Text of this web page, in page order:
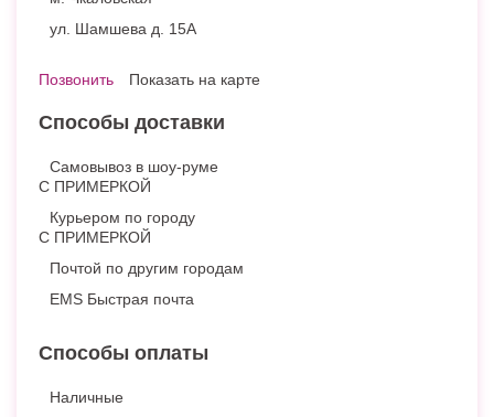
ул. Шамшева д. 15А
Позвонить Показать на карте
Способы доставки
Самовывоз в шоу-руме
С ПРИМЕРКОЙ
Курьером по городу
С ПРИМЕРКОЙ
Почтой по другим городам
EMS Быстрая почта
Способы оплаты
Наличные